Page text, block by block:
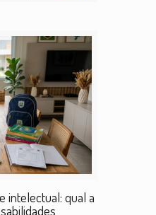
intelectual: qual a